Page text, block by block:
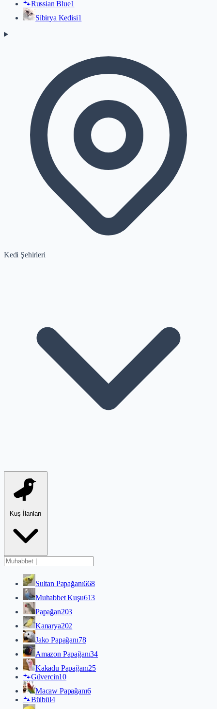
🐾Russian Blue1
Sibirya Kedisi1
Kedi Şehirleri
Kuş İlanları
Sultan Papağanı668
Muhabbet Kuşu613
Papağan203
Kanarya202
Jako Papağanı78
Amazon Papağanı34
Kakadu Papağanı25
🐾Güvercin10
Macaw Papağanı6
🐾Bülbül4